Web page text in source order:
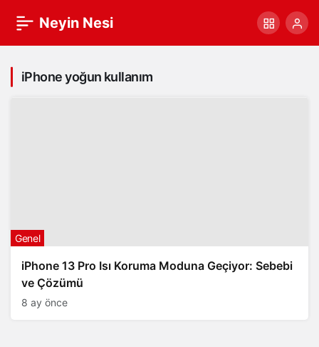
Neyin Nesi
iPhone yoğun kullanım
iPhone 13 Pro Isı Koruma Moduna Geçiyor: Sebebi
ve Çözümü
Genel
8 ay önce